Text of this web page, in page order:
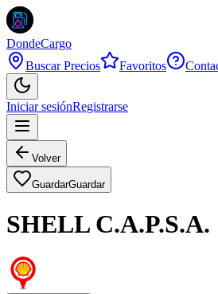
DondeCargo
Buscar Precios
Favoritos
Iniciar sesiónRegistrarse
Volver
GuardarGuardar
SHELL C.A.P.S.A.